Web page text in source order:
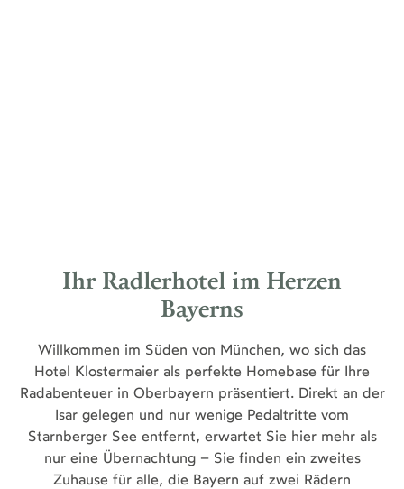
Ihr Radlerhotel im Herzen
Bayerns
Willkommen im Süden von München, wo sich das
Hotel Klostermaier als perfekte Homebase für Ihre
Radabenteuer in Oberbayern präsentiert. Direkt an der
Isar gelegen und nur wenige Pedaltritte vom
Starnberger See entfernt, erwartet Sie hier mehr als
nur eine Übernachtung – Sie finden ein zweites
Zuhause für alle, die Bayern auf zwei Rädern